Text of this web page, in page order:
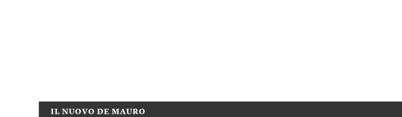
IL NUOVO DE MAURO